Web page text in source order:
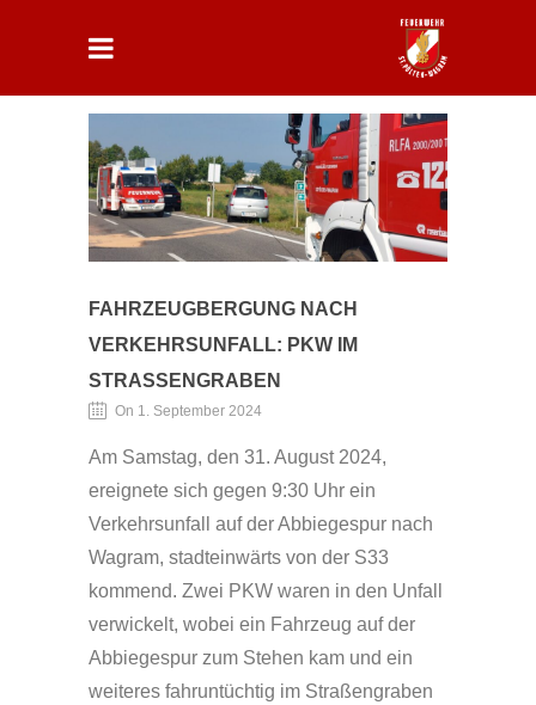
FAHRZEUGBERGUNG NACH
VERKEHRSUNFALL: PKW IM
STRASSENGRABEN
On 1. September 2024
Am Samstag, den 31. August 2024,
ereignete sich gegen 9:30 Uhr ein
Verkehrsunfall auf der Abbiegespur nach
Wagram, stadteinwärts von der S33
kommend. Zwei PKW waren in den Unfall
verwickelt, wobei ein Fahrzeug auf der
Abbiegespur zum Stehen kam und ein
weiteres fahruntüchtig im Straßengraben